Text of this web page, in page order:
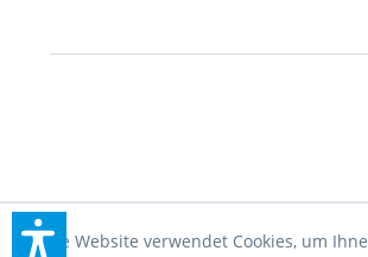
Diese Website verwendet Cookies, um